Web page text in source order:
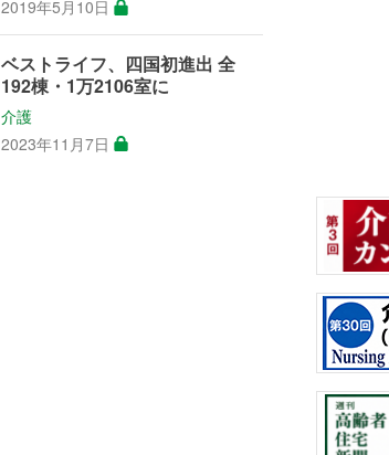
2019年5月10日
ベストライフ、四国初進出 全
192棟・1万2106室に
介護
2023年11月7日